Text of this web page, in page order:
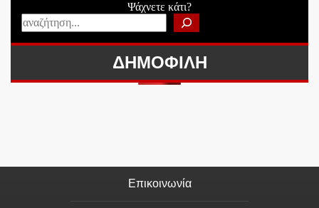
Ψάχνετε κάτι?
ΔΗΜΟΦΙΛΗ
Επικοινωνία